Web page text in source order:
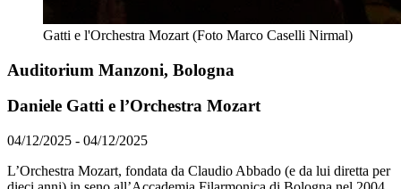
Gatti e l'Orchestra Mozart (Foto Marco Caselli Nirmal)
Auditorium Manzoni, Bologna
Daniele Gatti e l’Orchestra Mozart
04/12/2025 - 04/12/2025
L’Orchestra Mozart, fondata da Claudio Abbado (e da lui diretta per